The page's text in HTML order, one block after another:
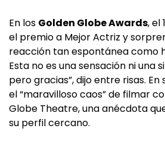
En los Golden Globe Awards, el
el premio a Mejor Actriz y
reacción tan espontánea como
Esta no es una sensación ni una
pero gracias”, dijo entre risas.
el “maravilloso caos” de filmar
Globe Theatre, una anécdota
su perfil cercano.